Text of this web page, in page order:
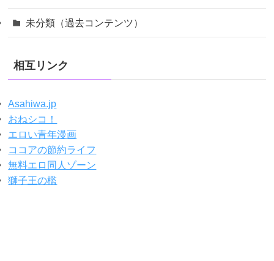
未分類（過去コンテンツ）
相互リンク
Asahiwa.jp
おねシコ！
エロい青年漫画
ココアの節約ライフ
無料エロ同人ゾーン
獅子王の檻